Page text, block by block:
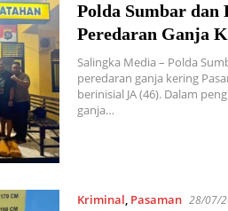
Polda Sumbar dan
Peredaran Ganja
Salingka Media – Polda
peredaran ganja kering
berinisial JA (46). Dalam
ganja…
Kriminal, Pasaman 28/07/